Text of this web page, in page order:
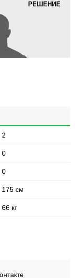
РЕШЕНИЕ
2
0
0
175 см
66 кг